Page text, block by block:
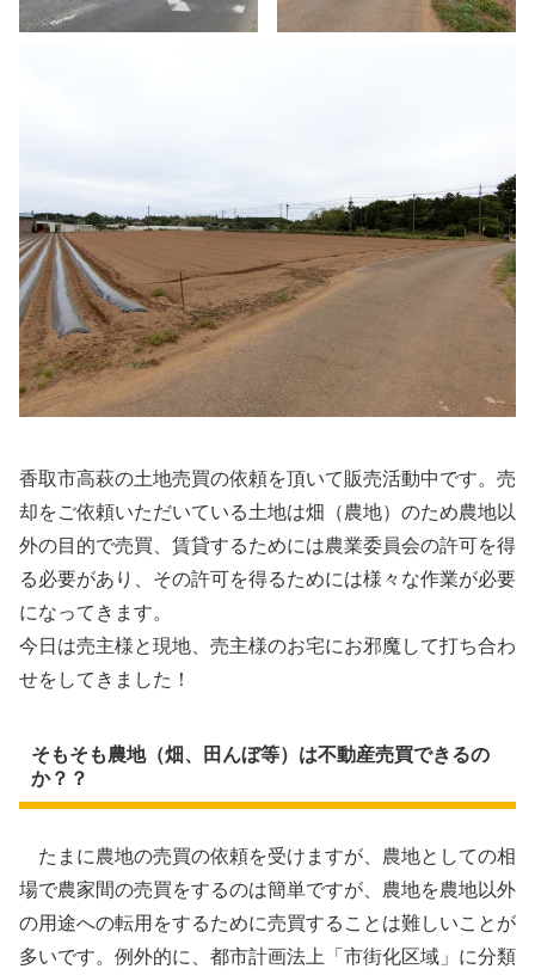
香取市高萩の土地売買の依頼を頂いて販売活動中です。売
却をご依頼いただいている土地は畑（農地）のため農地以
外の目的で売買、賃貸するためには農業委員会の許可を得
る必要があり、その許可を得るためには様々な作業が必要
になってきます。
今日は売主様と現地、売主様のお宅にお邪魔して打ち合わ
せをしてきました！
そもそも農地（畑、田んぼ等）は不動産売買できるの
か？？
たまに農地の売買の依頼を受けますが、農地としての相
場で農家間の売買をするのは簡単ですが、農地を農地以外
の用途への転用をするために売買することは難しいことが
多いです。例外的に、都市計画法上「市街化区域」に分類